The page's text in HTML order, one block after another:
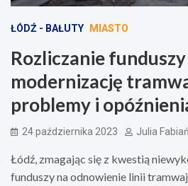
ŁÓDŹ - BAŁUTY MIASTO
Rozliczanie
modernizację
problemy i
24 października 2023 Julia
Łódź, zmagając się z kwestią
funduszy na odnowienie linii